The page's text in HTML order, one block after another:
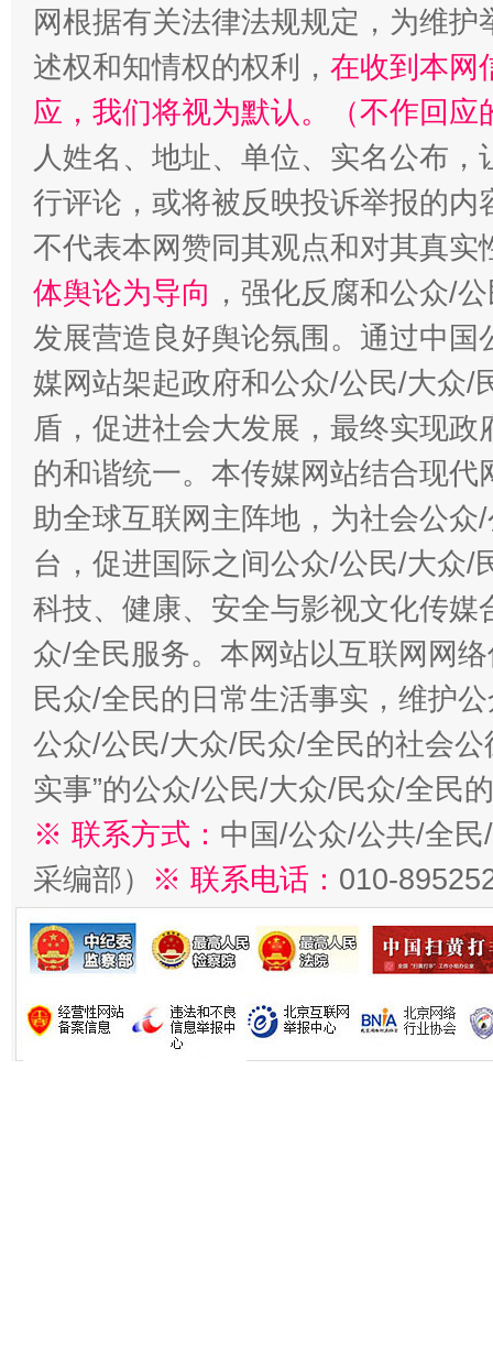
网根据有关法律法规规定，为维
述权和知情权的权利， 在收到本网
应，我们将视为默认。（不作回应
人姓名、地址、单位、实名公布
行评论，或将被反映投诉举报的
不代表本网赞同其观点和对其真实
体舆论为导向 ，强化反腐和公众/
发展营造良好舆论氛围。通过中
媒网站架起政府和公众/公民/大众/
盾，促进社会大发展，最终实现
的和谐统一。本传媒网站结合现
助全球互联网主阵地，为社会公
台，促进国际之间公众/公民/大众/
科技、健康、安全与影视文化传
众/全民服务。本网站以互联网网
民众/全民的日常生活事实，维护
公众/公民/大众/民众/全民的社会公
实事”的公众/公民/大众/民众/全民
※ 联系方式： 中国/公众/公共/全
采编部） ※ 联系电话： 010-